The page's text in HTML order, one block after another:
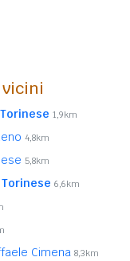
1,9km
4,8km
5,8km
6,6km
Cimena 8,3km